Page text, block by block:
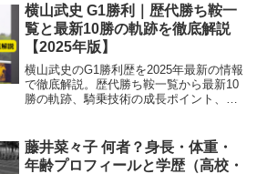
横山武史 G1勝利｜歴代勝ち鞍一
覧と最新10勝の軌跡を徹底解説
【2025年版】
横山武史のG1勝利歴を2025年最新の情報
で徹底解説。歴代勝ち鞍一覧から最新10
勝の軌跡、騎乗技術の成長ポイント、通
記念・ジャパンカップなど主要レースの
内容も一挙紹介。
藤井菜々子 何者？身長・体重・
年齢プロフィールと学歴（高校・